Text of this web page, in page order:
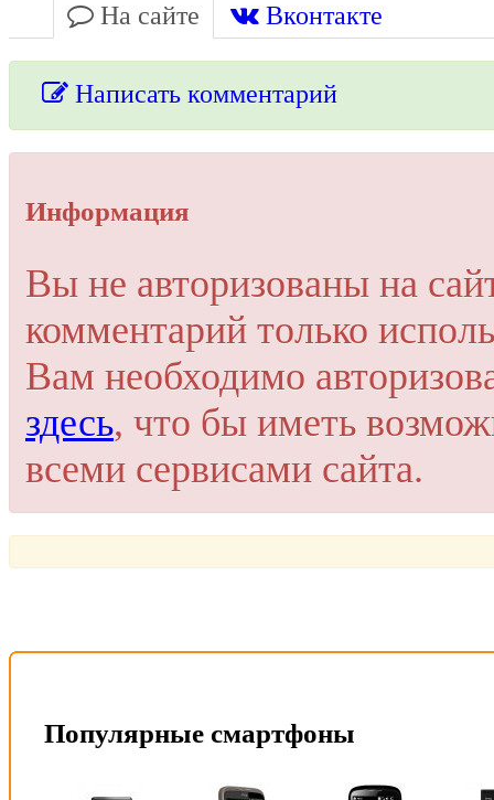
На сайте Вконтакте
Написать комментарий
Пройти регистрацию
Или войти через соц. сети
Это очень просто и безопасно!
Информация
Вы не авторизованы на
комментарий только
Вам необходимо
здесь, что бы иметь
всеми сервисами сайта.
Популярные смартфоны